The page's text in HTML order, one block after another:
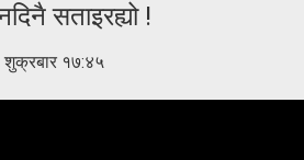
सताइरह्यो !
१७:४५